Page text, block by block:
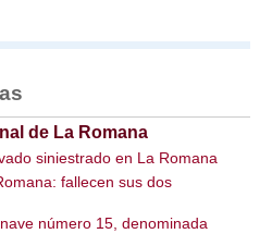
de La Romana
siniestrado en La Romana
fallecen sus dos
número 15, denominada